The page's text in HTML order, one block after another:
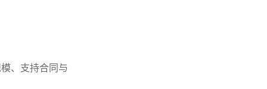
、支持合同与